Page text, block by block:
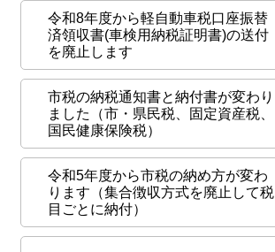
令和8年度から軽自動車税口座振替
済領収書(車検用納税証明書)の送付
を廃止します
市税の納税通知書と納付書が変わり
ました（市・県民税、固定資産税、
国民健康保険税）
令和5年度から市税の納め方が変わ
ります（集合徴収方式を廃止して税
目ごとに納付）